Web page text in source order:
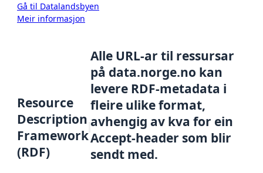
Gå til Datalandsbyen
Meir informasjon
Resource
Description
Framework
(RDF)
Alle URL-ar til ressursar
på data.norge.no kan
levere RDF-metadata i
fleire ulike format,
avhengig av kva for ein
Accept-header som blir
sendt med.